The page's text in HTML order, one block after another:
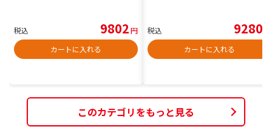
税込 9802円
カートに入れる
税込 9280
カートに入れる
このカテゴリをもっと見る